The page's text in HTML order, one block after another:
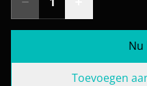
Nu
Toevoegen